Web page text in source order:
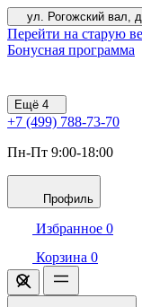
ул. Рогожский вал,
Перейти на старую
Бонусная программа
Ещё 4
+7 (499) 788-73-70
Пн-Пт 9:00-18:00
Профиль
Избранное 0
Корзина 0